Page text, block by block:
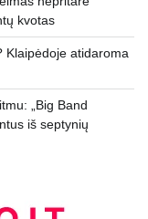
kvotas
Klaipėdoje atidaroma
„Big Band
iš septynių